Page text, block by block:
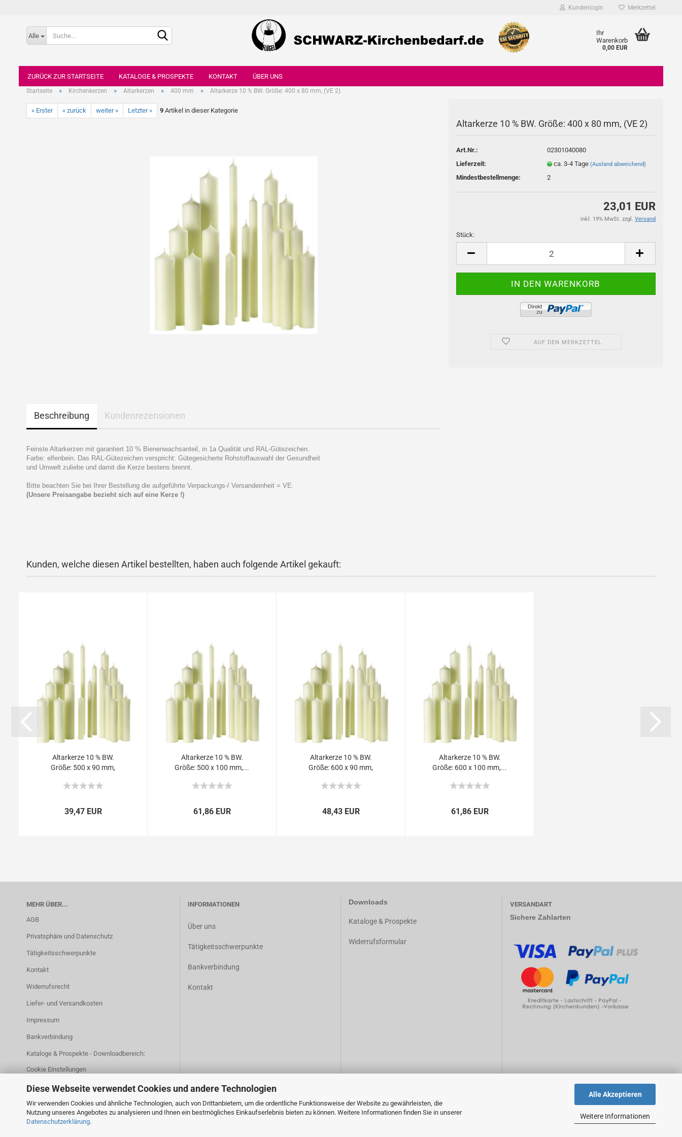
Diese Webseite verwendet Cookies und andere Technologien
Wir verwenden Cookies und ähnliche Technologien, auch von Drittanbietern, um die ordentliche Funktionsweise der Website zu gewährleisten, die
Nutzung unseres Angebotes zu analysieren und Ihnen ein bestmögliches Einkaufserlebnis bieten zu können. Weitere Informationen finden Sie in unserer
Datenschutzerklärung.
Alle Akzeptieren
Weitere Informationen
Kundenlogin
Konto erstellen
Passwort vergessen?
Merkzettel
Alle
Ihr
Warenkorb
0,00 EUR
ZURÜCK ZUR STARTSEITE KATALOGE & PROSPEKTE KONTAKT ÜBER UNS
Startseite » Kirchenkerzen » Altarkerzen » 400 mm » Altarkerze 10 % BW. Größe: 400 x 80 mm, (VE 2)
« Erster « zurück weiter » Letzter » 9 Artikel in dieser Kategorie
Altarkerze 10 % BW. Größe: 400 x 80 mm, (VE 2)
Art.Nr.:
02301040080
Lieferzeit:
ca. 3-4 Tage (Ausland abweichend)
Mindestbestellmenge: 2
23,01 EUR
inkl. 19% MwSt. zzgl. Versand
Stück:
Stück
AUF DEN MERKZETTEL
Beschreibung Kundenrezensionen
Feinste Altarkerzen mit garantiert 10 % Bienenwachsanteil, in 1a Qualität und RAL-Gütezeichen.
Farbe: elfenbein. Das RAL-Gütezeichen verspricht: Gütegesicherte Rohstoffauswahl der Gesundheit
und Umwelt zuliebe und damit die Kerze bestens brennt.
Bitte beachten Sie bei Ihrer Bestellung die aufgeführte Verpackungs-/ Versandeinheit = VE.
(Unsere Preisangabe bezieht sich auf eine Kerze !)
Kunden, welche diesen Artikel bestellten, haben auch folgende Artikel gekauft:
Altarkerze 10 % BW.
Größe: 500 x 90 mm,
39,47 EUR
Altarkerze 10 % BW.
Größe: 500 x 100 mm,...
61,86 EUR
Altarkerze 10 % BW.
Größe: 600 x 90 mm,
48,43 EUR
Altarkerze 10 % BW.
Größe: 600 x 100 mm,...
61,86 EUR
MEHR ÜBER...
AGB
Privatsphäre und Datenschutz
Tätigkeitsschwerpunkte
Kontakt
Widerrufsrecht
Liefer- und Versandkosten
Impressum
Bankverbindung
Kataloge & Prospekte - Downloadbereich:
Cookie Einstellungen
INFORMATIONEN
Über uns
Tätigkeitsschwerpunkte
Bankverbindung
Kontakt
Downloads
Kataloge & Prospekte
Widerrufsformular
VERSANDART
Sichere Zahlarten